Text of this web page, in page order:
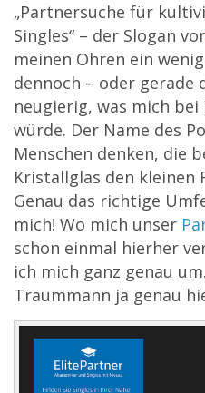
„Partnersuche für
Singles“ – der Slogan
meinen Ohren ein
dennoch – oder gerade
neugierig, was mich
würde. Der Name des
Menschen denken, die
Kristallglas den kleinen
Genau das richtige
mich! Wo mich unser
schon einmal hierher
ich mich ganz genau
Traummann ja genau